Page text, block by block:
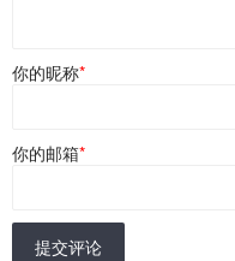
你的昵称*
你的邮箱*
提交评论